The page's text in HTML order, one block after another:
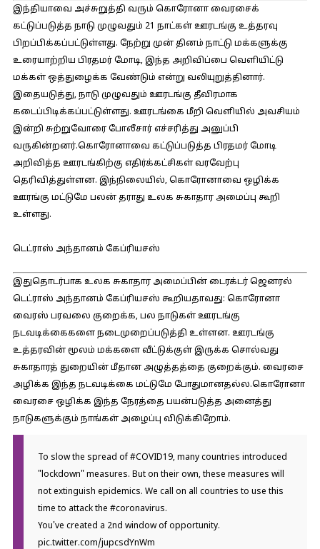
இந்தியாவை அச்சுறுத்தி வரும் கொரோனா வைரசைக்
கட்டுப்படுத்த நாடு முழுவதும் 21 நாட்கள் ஊரடங்கு உத்தரவு
பிறப்பிக்கப்பட்டுள்ளது. நேற்று முன் தினம் நாட்டு மக்களுக்கு
உரையாற்றிய பிரதமர் மோடி, இந்த அறிவிப்பை வெளியிட்டு
மக்கள் ஒத்துழைக்க வேண்டும் என்று வலியுறுத்தினார்.
இதையடுத்து, நாடு முழுவதும் ஊரடங்கு தீவிரமாக
கடைப்பிடிக்கப்பட்டுள்ளது. ஊரடங்கை மீறி வெளியில் அவசியம்
இன்றி சுற்றுவோரை போலீசார் எச்சரித்து அனுப்பி
வருகின்றனர்.கொரோனாவை கட்டுப்படுத்த பிரதமர் மோடி
அறிவித்த ஊரடங்கிற்கு எதிர்க்கட்சிகள் வரவேற்பு
தெரிவித்துள்ளன. இந்நிலையில், கொரோனாவை ஒழிக்க
ஊரங்கு மட்டுமே பலன் தராது உலக சுகாதார அமைப்பு கூறி
உள்ளது.
டெட்ராஸ் அந்தானம் கேப்ரியசஸ்
இதுதொடர்பாக உலக சுகாதார அமைப்பின் டைரக்டர் ஜெனரல்
டெட்ராஸ் அந்தானம் கேப்ரியசஸ் கூறியதாவது: கொரோனா
வைரஸ் பரவலை குறைக்க, பல நாடுகள் ஊரடங்கு
நடவடிக்கைகளை நடைமுறைப்படுத்தி உள்ளன. ஊரடங்கு
உத்தரவின் மூலம் மக்களை வீட்டுக்குள் இருக்க சொல்வது
சுகாதாரத் துறையின் மீதான அழுத்தத்தை குறைக்கும். வைரசை
அழிக்க இந்த நடவடிக்கை மட்டுமே போதுமானதல்ல.கொரோனா
வைரசை ஒழிக்க இந்த நேரத்தை பயன்படுத்த அனைத்து
நாடுகளுக்கும் நாங்கள் அழைப்பு விடுக்கிறோம்.
To slow the spread of #COVID19, many countries introduced
"lockdown" measures. But on their own, these measures will
not extinguish epidemics. We call on all countries to use this
time to attack the #coronavirus.
You've created a 2nd window of opportunity.
pic.twitter.com/jupcsdYnWm